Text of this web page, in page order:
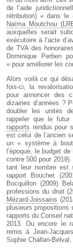
de l’aide
rétribution) « dans le
Naïma Moutchou
auxquelles serait
exécutoire à l’acte
de TVA des
Dominique Perben
« pour améliorer les
Alors voilà ce qui
fois-ci, la
pour annoncer des
dizaines d’années ?
doubler les unités
rappeler que le futur
rapports rendus pour
est celui de l’ancien
un « système à
l’époque, le budget
contre 500 pour
tant leur nombre est
rapport Bouchet
Bocquillon (2009)
professions du droit
Mézard-Joissains
plusieurs propositions
rapports du Conseil
2013. Ou encore le
remis à Jean-
Sophie Challan-